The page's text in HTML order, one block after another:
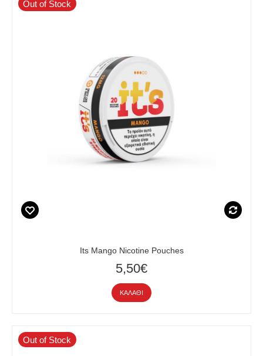
Out of Stock
Its Mango Nicotine Pouches
5,50€
ΚΑΛΆΘΙ
Out of Stock